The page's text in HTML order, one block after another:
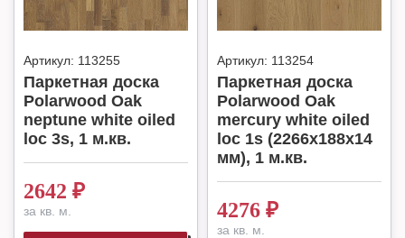
Артикул: 113255
Паркетная доска
Polarwood Oak
neptune white oiled
loc 3s, 1 м.кв.
2642 ₽
за кв. м.
Артикул: 113254
Паркетная доска
Polarwood Oak
mercury white oiled
loc 1s (2266x188x14
мм), 1 м.кв.
4276 ₽
за кв. м.